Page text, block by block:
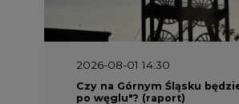
2026-08-01 13:00
Wyszedł ciekawy raport o
klimatu w Europie